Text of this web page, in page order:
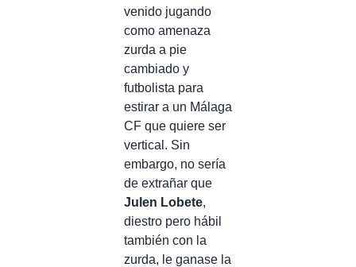
venido jugando
como amenaza
zurda a pie
cambiado y
futbolista para
estirar a un Málaga
CF que quiere ser
vertical. Sin
embargo, no sería
de extrañar que
Julen Lobete,
diestro pero hábil
también con la
zurda, le ganase la